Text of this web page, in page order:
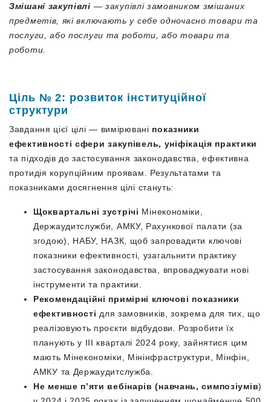
Змішані закупівлі — закупівлі замовником змішаних
предметів, які включають у себе одночасно товари та
послуги, або послуги та роботи, або товари та
роботи.
Ціль № 2: розвиток інституційної
структури
Завдання цієї цілі — вимірювані показники
ефективності сфери закупівель, уніфікація практики
та підходів до застосування законодавства, ефективна
протидія корупційним проявам. Результатами та
показниками досягнення цілі стануть:
Щоквартальні зустрічі Мінекономіки,
Держаудитслужби, АМКУ, Рахункової палати (за
згодою), НАБУ, НАЗК, щоб запровадити ключові
показники ефективності, узагальнити практику
застосування законодавства, впроваджувати нові
інструменти та практики.
Рекомендаційні примірні ключові показники
ефективності для замовників, зокрема для тих, що
реалізовують проєкти відбудови. Розробити їх
планують у ІІІ кварталі 2024 року, зайнятися цим
мають Мінекономіки, Мінінфраструктури, Мінфін,
АМКУ та Держаудитслужба.
Не менше п’яти вебінарів (навчань, симпозіумів)